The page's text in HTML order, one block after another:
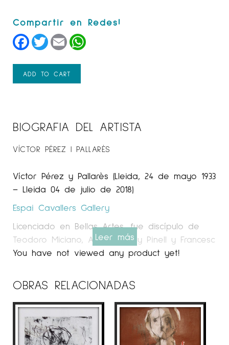
Facebook
TwitterEmail
ADD TO CART
BIOGRAFIA DEL ARTISTA
VÍCTOR PÉREZ I PALLARÈS
Víctor Pérez y Pallarès (Lleida, 24 de mayo 1933
– Lleida 04 de julio de 2018)
Espai Cavallers Gallery
Licenciado en Bellas Artes, fue discípulo de
Teodoro Miciano, Antoni Ollé y Pinell y Francesc
Labarta. Realizó numerosas exposiciones
Así como pinturas murales, en varios edificios
civiles y religiosos tanto de Cataluña como del
Arago.
La trayectoria artística de Pérez Pallarés,
empezó a esta ciudad. Cursó estudios de
Leer más
You have not viewed any product yet!
OBRAS RELACIONADAS